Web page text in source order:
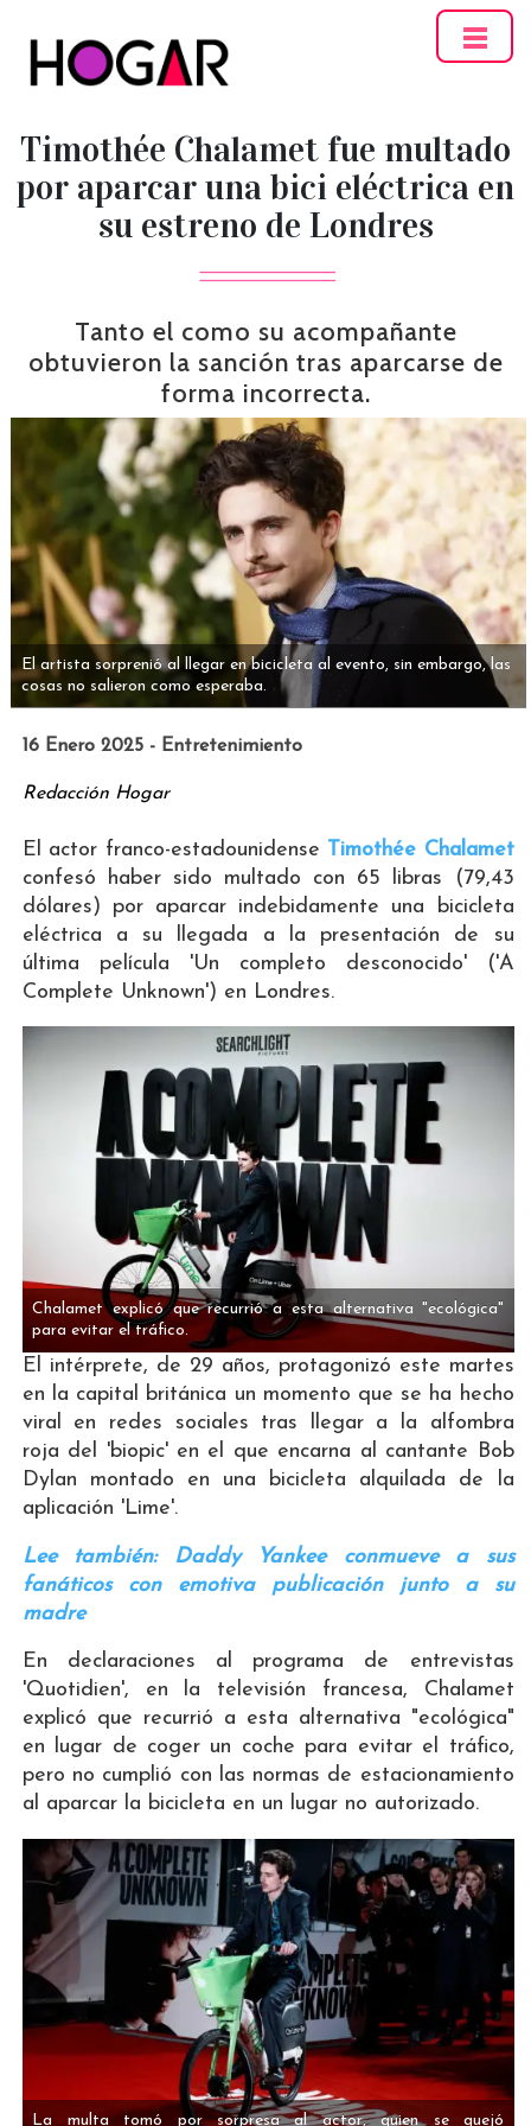
Timothée Chalamet fue multado
por aparcar una bici eléctrica en
su estreno de Londres
Tanto el como su acompañante
obtuvieron la sanción tras aparcarse de
forma incorrecta.
El artista sorprenió al llegar en bicicleta al evento, sin embargo, las
cosas no salieron como esperaba.
16 Enero 2025 - Entretenimiento
Redacción Hogar
El actor franco-estadounidense Timothée Chalamet
confesó haber sido multado con 65 libras (79,43
dólares) por aparcar indebidamente una bicicleta
eléctrica a su llegada a la presentación de su
última película 'Un completo desconocido' ('A
Complete Unknown') en Londres.
Chalamet explicó que recurrió a esta alternativa "ecológica"
para evitar el tráfico.
El intérprete, de 29 años, protagonizó este martes
en la capital británica un momento que se ha hecho
viral en redes sociales tras llegar a la alfombra
roja del 'biopic' en el que encarna al cantante Bob
Dylan montado en una bicicleta alquilada de la
aplicación 'Lime'.
Lee también: Daddy Yankee conmueve a sus
fanáticos con emotiva publicación junto a su
madre
En declaraciones al programa de entrevistas
'Quotidien', en la televisión francesa, Chalamet
explicó que recurrió a esta alternativa "ecológica"
en lugar de coger un coche para evitar el tráfico,
pero no cumplió con las normas de estacionamiento
al aparcar la bicicleta en un lugar no autorizado.
La multa tomó por sorpresa al actor, quien se quejó